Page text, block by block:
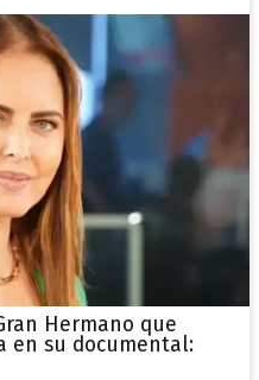
Hermano que
en su documental: